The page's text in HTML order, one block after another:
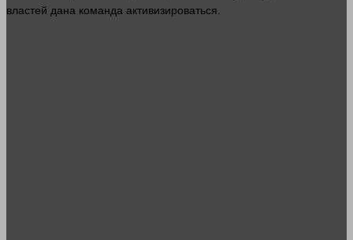
властей дана команда активизироваться.